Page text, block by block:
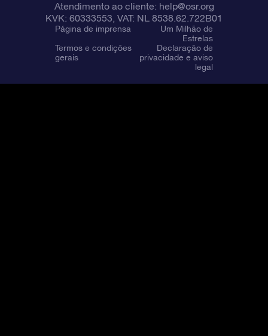
Atendimento ao cliente: help@osr.org
KVK: 60333553, VAT: NL 8538.62.722B01
Página de imprensa
Um Milhão de
Estrelas
Termos e condições
gerais
Declaração de
privacidade e aviso
legal